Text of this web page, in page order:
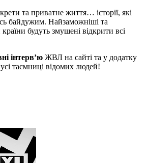
та приватне життя… історії, які
байдужим. Найзаможніші та
будуть змушені відкрити всі
інтерв’ю ЖВЛ на сайті та у додатку
таємниці відомих людей!